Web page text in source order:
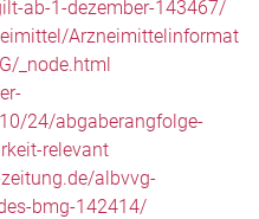
ab-1-dezember-143467/
Arzneimittelinformat
_node.html
24/abgaberangfolge-
relevant
albvvg-
bmg-142414/